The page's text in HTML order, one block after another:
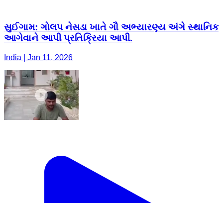
સુઈગામ: ગોલપ નેસડા ખાતે ગૌ અભ્યારણ્ય અંગે સ્થાનિક
આગેવાને આપી પ્રતિક્રિયા આપી.
India | Jan 11, 2026